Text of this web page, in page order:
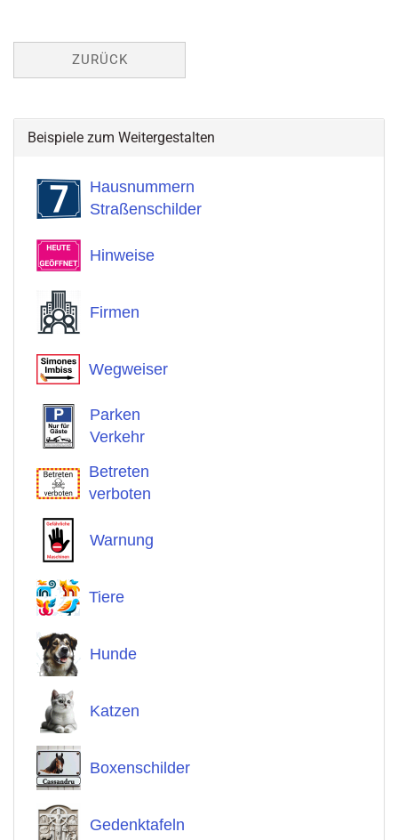
ZURÜCK
Beispiele zum Weitergestalten
Hausnummern
Straßenschilder
Hinweise
Firmen
Wegweiser
Parken
Verkehr
Betreten
verboten
Warnung
Tiere
Hunde
Katzen
Boxenschilder
Gedenktafeln